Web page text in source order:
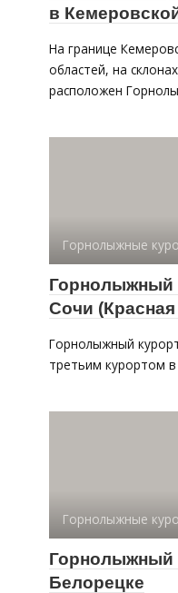
в
На границе
областей, на
расположен
Горнолыжные
Горнолыжный
Сочи
Горнолыжный
третьим курортом
Горнолыжные
Горнолыжный
Белорецке